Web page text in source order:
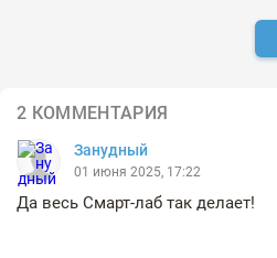
2 КОММЕНТАРИЯ
Занудный
01 июня 2025, 17:22
Да весь Смарт-лаб так делает!